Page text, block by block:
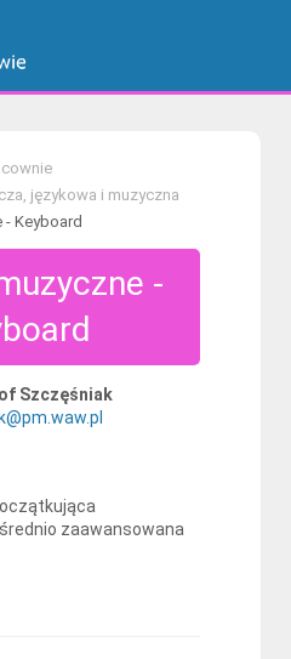
językowa i muzyczna
- Keyboard
-
Szczęśniak
zaawansowana